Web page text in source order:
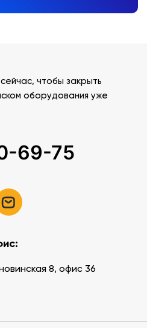
чтобы закрыть
оборудования уже
69-75
8, офис 36